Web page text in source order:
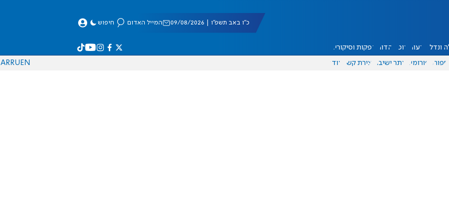
כ"ו באב תשפ"ו | 09/08/2026 המייל האדום חיפוש
ונדל"ן דעות אוכל יהדות הפקות וסיקורים
ספורט פורומים אתר ישיבה יצירת קשר עוד EN
RU
AR